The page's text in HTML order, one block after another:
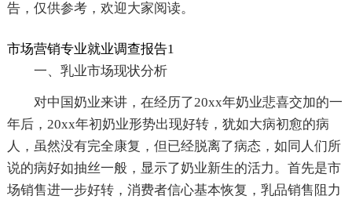
告，仅供参考，欢迎大家阅读。
市场营销专业就业调查报告1
一、乳业市场现状分析
对中国奶业来讲，在经历了20xx年奶业悲喜交加的一
年后，20xx年初奶业形势出现好转，犹如大病初愈的病
人，虽然没有完全康复，但已经脱离了病态，如同人们所
说的病好如抽丝一般，显示了奶业新生的活力。首先是市
场销售进一步好转，消费者信心基本恢复，乳品销售阻力